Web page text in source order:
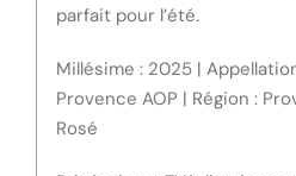
parfait pour l’été.
Millésime : 2025 |
Provence AOP | Région :
Rosé